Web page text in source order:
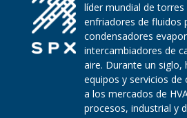
líder mundial de
enfriadores de fluidos
condensadores
intercambiadores de
aire. Durante un siglo,
equipos y servicios de
a los mercados de
procesos, industrial y